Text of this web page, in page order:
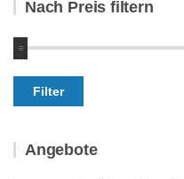
Nach Preis filtern
Min.
Preis
Max.
Preis
Filter
Angebote